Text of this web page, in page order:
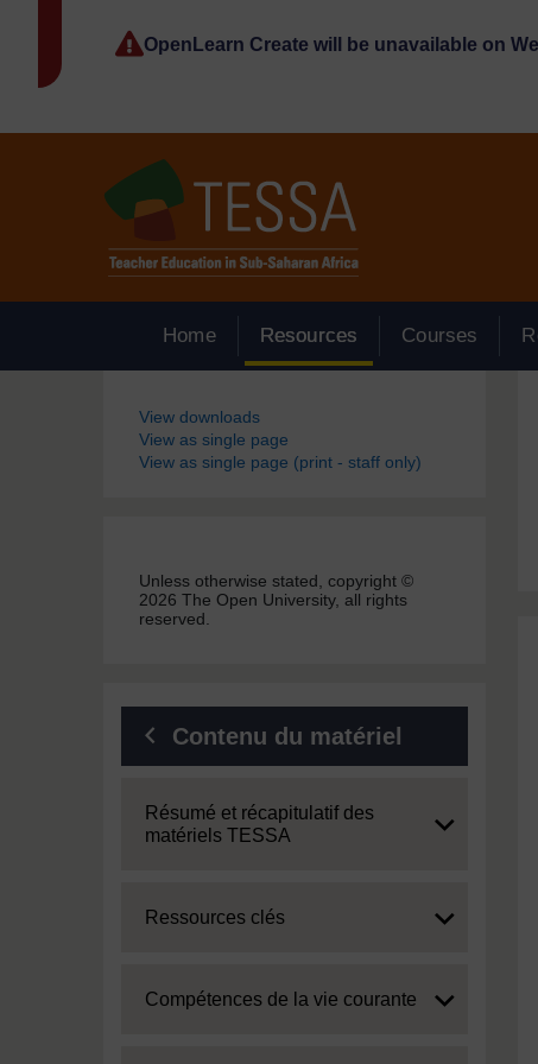
OpenLearn Create will be unavailable on
Home Resources Courses
Blocs
View downloads
View as single page
View as single page (print - staff only)
Unless otherwise stated, copyright ©
2026 The Open University, all rights
reserved.
Contenu du matériel
Expand
Résumé et récapitulatif des
matériels TESSA
Expand
Ressources clés
Expand
Compétences de la vie courante